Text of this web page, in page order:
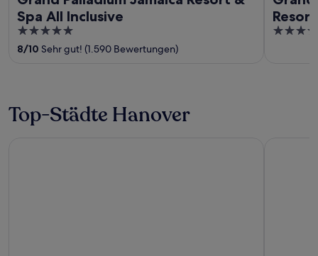
Spa All Inclusive
5
out
8/10 Sehr gut! (1.590 Bewertungen)
5
Top-Städte Hanover